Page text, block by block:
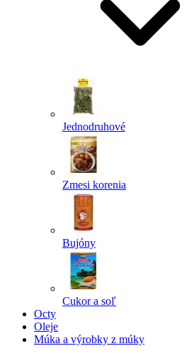
Jednodruhové
Zmesi korenia
Bujóny
Cukor a soľ
Octy
Oleje
Múka a výrobky z múky